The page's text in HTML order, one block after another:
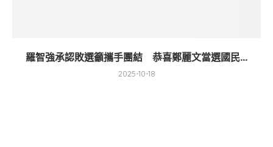
羅智強承認敗選籲攜手團結 恭喜鄭麗文當選國民...
2025-10-18